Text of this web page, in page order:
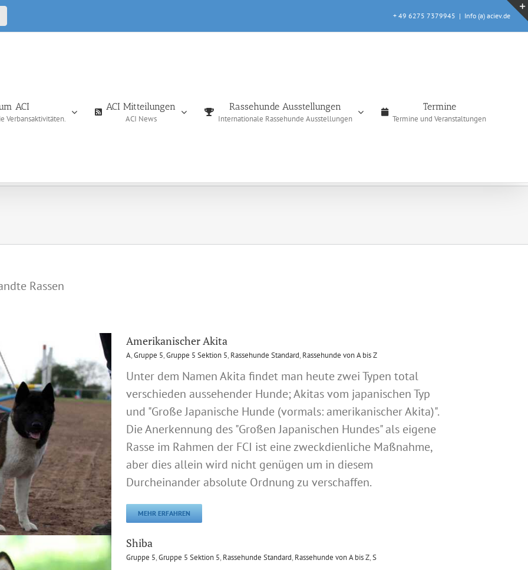
+ 49 6275 7379945 | Info (a) aciev.de
ACI
Verbansaktivitäten.
ACI Mitteilungen
ACI News
Rassehunde Ausstellungen
Internationale Rassehunde Ausstellungen
Termine
Termine und Veranstaltungen
Rassen
Amerikanischer Akita
A,Gruppe 5,Gruppe 5 Sektion 5, Rassehunde Standard, Rassehunde von A bis Z
Unter dem Namen Akita findet man heute zwei Typen total
verschieden aussehender Hunde; Akitas vom japanischen Typ
und "Große Japanische Hunde (vormals: amerikanischer Akita)".
Die Anerkennung des "Großen Japanischen Hundes" als eigene
Rasse im Rahmen der FCI ist eine zweckdienliche Maßnahme,
aber dies allein wird nicht genügen um in diesem
Durcheinander absolute Ordnung zu verschaffen.
MEHR ERFAHREN
Shiba
Gruppe 5,Gruppe 5 Sektion 5, Rassehunde Standard, Rassehunde von A bis Z,S